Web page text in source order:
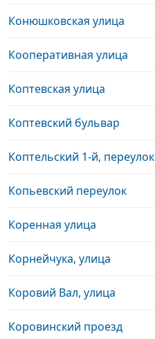
Конюшковская улица
Кооперативная улица
Коптевская улица
Коптевский бульвар
Коптельский 1-й, переулок
Копьевский переулок
Коренная улица
Корнейчука, улица
Коровий Вал, улица
Коровинский проезд